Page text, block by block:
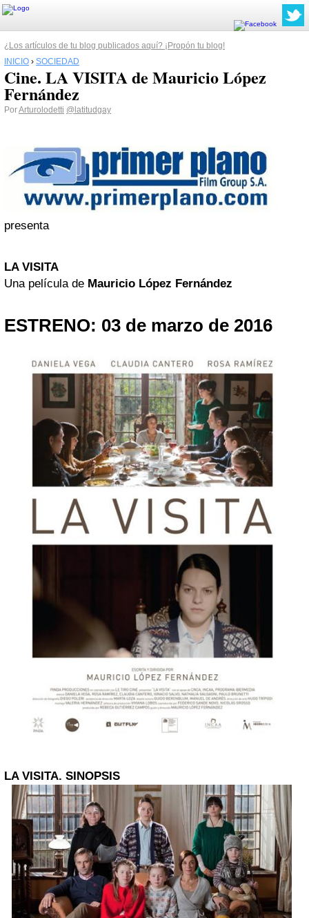
¿Los artículos de tu blog publicados aquí? ¡Propón tu blog!
INICIO › SOCIEDAD
Cine. LA VISITA de Mauricio López
Fernández
PorArturolodetti @latitudgay
presenta
LA VISITA
Una película de Mauricio López Fernández
ESTRENO: 03 de marzo de 2016
LA VISITA. SINOPSIS